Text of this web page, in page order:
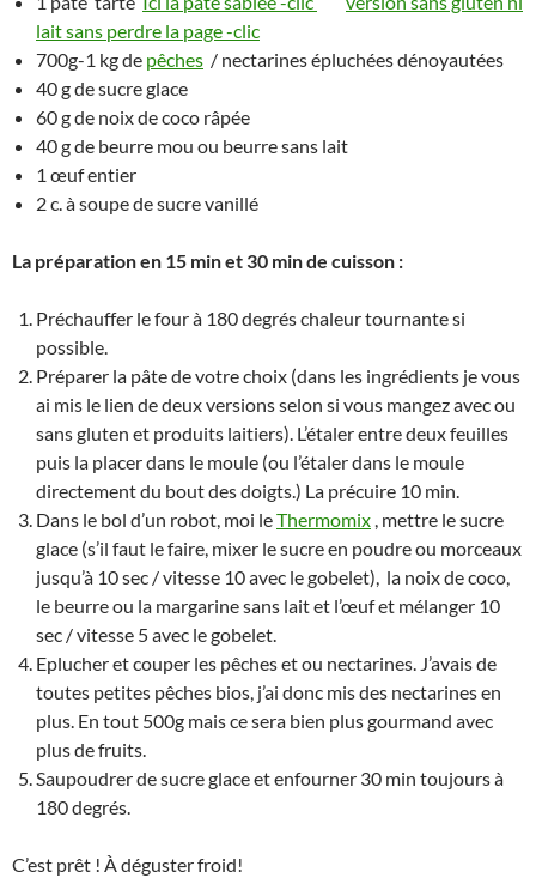
lait sans perdre la page -clic
700g-1 kg de pêches / nectarines épluchées dénoyautées
40 g de sucre glace
60 g de noix de coco râpée
40 g de beurre mou ou beurre sans lait
1 œuf entier
2 c. à soupe de sucre vanillé
La préparation en 15 min et 30 min de cuisson :
Préchauffer le four à 180 degrés chaleur tournante si
possible.
Préparer la pâte de votre choix (dans les ingrédients je vous
ai mis le lien de deux versions selon si vous mangez avec ou
sans gluten et produits laitiers). L’étaler entre deux feuilles
puis la placer dans le moule (ou l’étaler dans le moule
directement du bout des doigts.) La précuire 10 min.
Dans le bol d’un robot, moi leThermomix , mettre le sucre
glace (s’il faut le faire, mixer le sucre en poudre ou morceaux
jusqu’à 10 sec / vitesse 10 avec le gobelet), la noix de coco,
le beurre ou la margarine sans lait et l’œuf et mélanger 10
sec / vitesse 5 avec le gobelet.
Eplucher et couper les pêches et ou nectarines. J’avais de
toutes petites pêches bios, j’ai donc mis des nectarines en
plus. En tout 500g mais ce sera bien plus gourmand avec
plus de fruits.
Saupoudrer de sucre glace et enfourner 30 min toujours à
180 degrés.
C’est prêt ! À déguster froid!